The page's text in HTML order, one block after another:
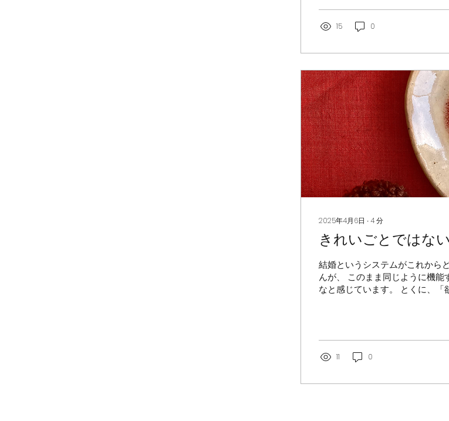
15 0
2025年4月6日 ∙4分
きれいごとではな
結婚というシステムがこれから
んが、 このまま同じように機能
なと感じています。 とくに、「
11 0